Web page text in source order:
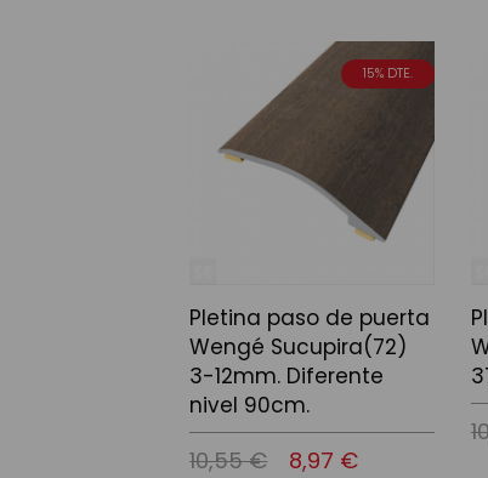
Afegir a la cistella
15% DTE.
Pletina paso de puerta
Wengé Sucupira(72)
3-12mm. Diferente
nivel 90cm.
10,55 € 8,97 €